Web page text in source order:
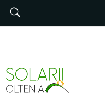
Solarii LowCost
Solarii Hobby